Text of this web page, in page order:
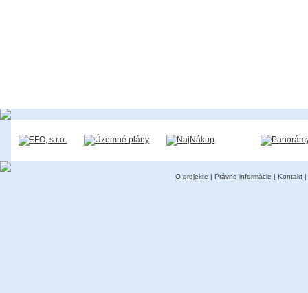
O projekte |Právne informácie |Kontakt